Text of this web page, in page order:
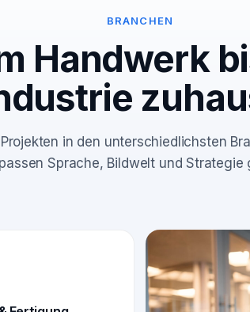
BRANCHEN
Handwerk
in den unterschiedlichsten
Sprache, Bildwelt und Strategie